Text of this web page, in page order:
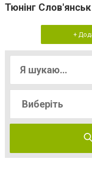
Тюнінг Слов'янськ
+